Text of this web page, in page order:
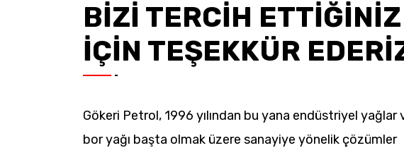
BİZİ TERCİH ETTİĞİNİZ
İÇİN TEŞEKKÜR
Gökeri Petrol, 1996 yılından bu yana endüstriyel yağlar
bor yağı başta olmak üzere sanayiye yönelik çözümler